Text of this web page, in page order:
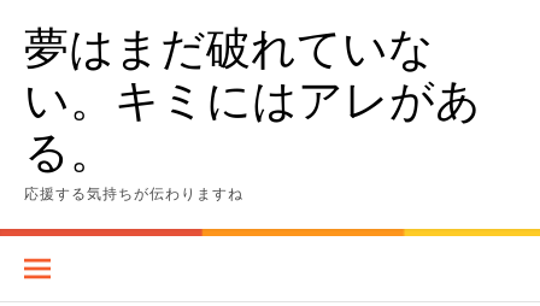
content夢はまだ破れていな
い。キミにはアレがあ
る。
応援する気持ちが伝わりますね